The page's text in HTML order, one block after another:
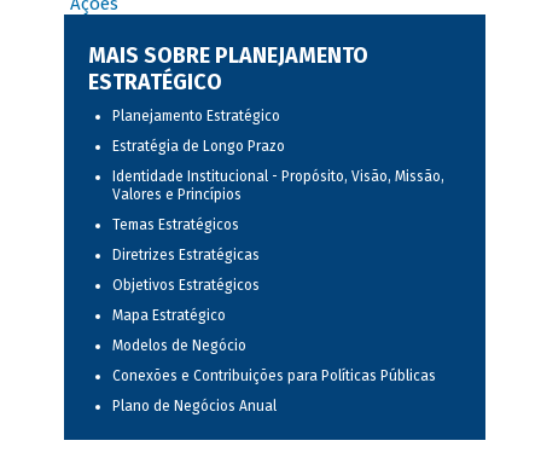
MAIS SOBRE PLANEJAMENTO
ESTRATÉGICO
Planejamento Estratégico
Estratégia de Longo Prazo
Identidade Institucional - Propósito, Visão, Missão,
Valores e Princípios
Temas Estratégicos
Diretrizes Estratégicas
Objetivos Estratégicos
Mapa Estratégico
Modelos de Negócio
Conexões e Contribuições para Políticas Públicas
Plano de Negócios Anual